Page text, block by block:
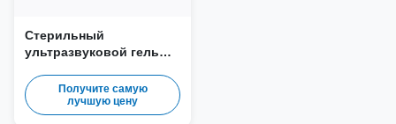
Стерильный
ультразвуковой гель
Получите самую
лучшую цену